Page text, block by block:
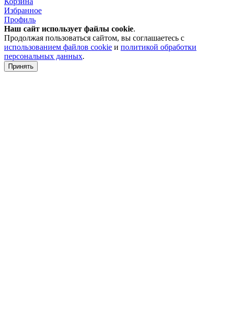
Избранное
Профиль
Наш сайт использует файлы cookie.
Продолжая пользоваться сайтом, вы соглашаетесь с
использованием файлов cookie и политикой обработки
персональных данных.
Принять